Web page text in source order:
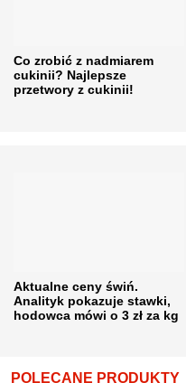
Co zrobić z nadmiarem
cukinii? Najlepsze
przetwory z cukinii!
Aktualne ceny świń.
Analityk pokazuje stawki,
hodowca mówi o 3 zł za kg
POLECANE PRODUKTY